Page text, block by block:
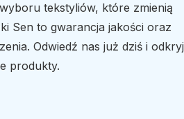
tekstyliów, które zmienią
Sen to gwarancja jakości oraz
Odwiedź nas już dziś i odkryj
produkty.